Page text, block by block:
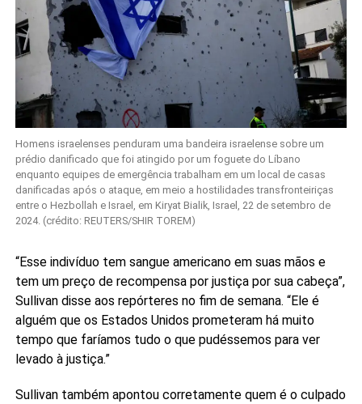
Homens israelenses penduram uma bandeira israelense sobre um
prédio danificado que foi atingido por um foguete do Líbano
enquanto equipes de emergência trabalham em um local de casas
danificadas após o ataque, em meio a hostilidades transfronteiriças
entre o Hezbollah e Israel, em Kiryat Bialik, Israel, 22 de setembro de
2024. (crédito: REUTERS/SHIR TOREM)
“Esse indivíduo tem sangue americano em suas mãos e
tem um preço de recompensa por justiça por sua cabeça”,
Sullivan disse aos repórteres no fim de semana. “Ele é
alguém que os Estados Unidos prometeram há muito
tempo que faríamos tudo o que pudéssemos para ver
levado à justiça.”
Sullivan também apontou corretamente quem é o culpado